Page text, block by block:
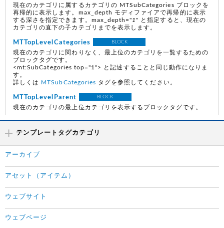
現在のカテゴリに属するカテゴリの MTSubCategories ブロックを
再帰的に表示します。max_depth モディファイアで再帰的に表示
する深さを指定できます。max_depth="1" と指定すると、現在の
カテゴリの直下の子カテゴリまでを表示します。
MTTopLevelCategories BLOCK
現在のカテゴリに関わりなく、最上位のカテゴリを一覧するための
ブロックタグです。
<mt:SubCategories top="1"> と記述することと同じ動作になりま
す。
詳しくは
MTSubCategories タグを参照してください。
MTTopLevelParent BLOCK
現在のカテゴリの最上位カテゴリを表示するブロックタグです。
テンプレートタグカテゴリ
アーカイブ
アセット（アイテム）
ウェブサイト
ウェブページ